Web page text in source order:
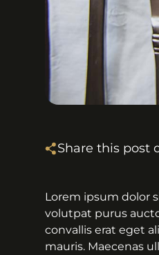
Share this post
Lorem ipsum dolor
volutpat purus
convallis erat eget
mauris. Maecenas